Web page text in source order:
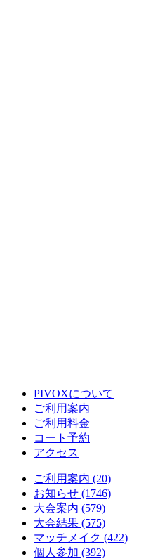
PIVOXについて
ご利用案内
ご利用料金
コート予約
アクセス
ご利用案内 (20)
お知らせ (1746)
大会案内 (579)
大会結果 (575)
マッチメイク (422)
個人参加 (392)